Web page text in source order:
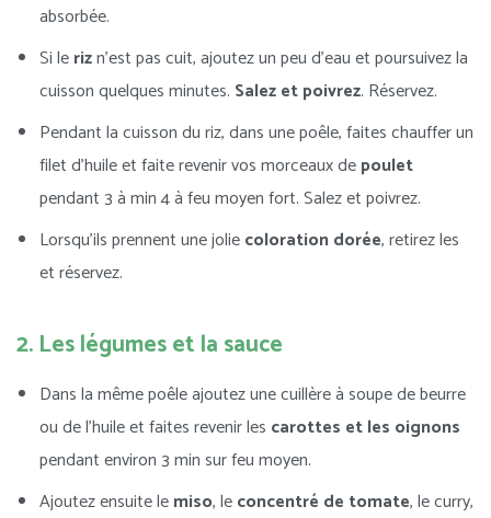
absorbée.
Si lerizn’est pas cuit, ajoutez un peu d’eau et poursuivez la
cuisson quelques minutes. Salez et poivrez. Réservez.
Pendant la cuisson du riz, dans une poêle, faites chauffer un
filet d’huile et faite revenir vos morceaux depoulet
pendant 3 à min 4 à feu moyen fort. Salez et poivrez.
Lorsqu’ils prennent une joliecoloration dorée, retirez les
et réservez.
2. Les légumes et la sauce
Dans la même poêle ajoutez une cuillère à soupe de beurre
ou de l’huile et faites revenir les carottes et les oignons
pendant environ 3 min sur feu moyen.
Ajoutez ensuite lemiso, leconcentré de tomate, le curry,